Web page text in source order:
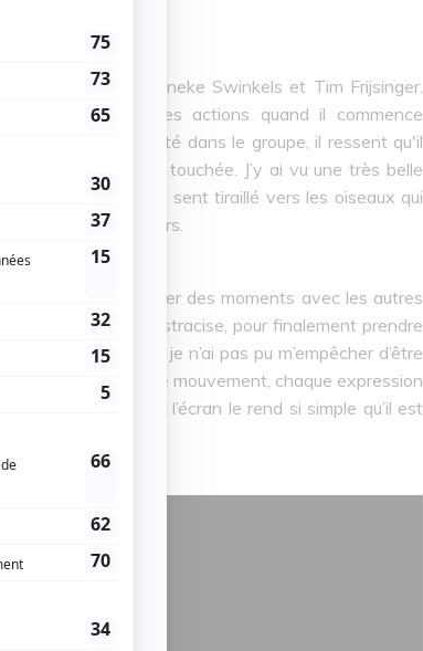
du court-métrage.
, réalisé par Janneke Swinkels et Tim Frijsinger.
limité dans ses actions quand il commence
soit toujours accepté dans le groupe, il ressent qu'il
particulièrement touchée. J’y ai vu une très belle
autre voyage, se sent tiraillé vers les oiseaux qui
parmi ses pairs.
souhait de partager des moments avec les autres
Petit à petit, il s'ostracise, pour finalement prendre
Côté animation, je n’ai pas pu m’empêcher d’être
qu’a pris chaque mouvement, chaque expression
mais le rendu à l’écran le rend si simple qu’il est
sous les yeux.